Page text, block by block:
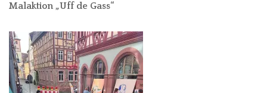
Malaktion „Uff de Gass“